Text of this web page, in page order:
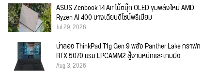
ASUS Zenbook 14 Air โน้ตบุ๊ก OLED ขุมพลังใหม่ AMD
Ryzen AI 400 บางเฉียบดีไซน์พรีเมียม
Jul 29, 2026
น่าลอง ThinkPad T1g Gen 9 พลัง Panther Lake กราฟิก
RTX 5070 แรม LPCAMM2 สู้งานหนักและเกมมิ่ง
Aug 3, 2026